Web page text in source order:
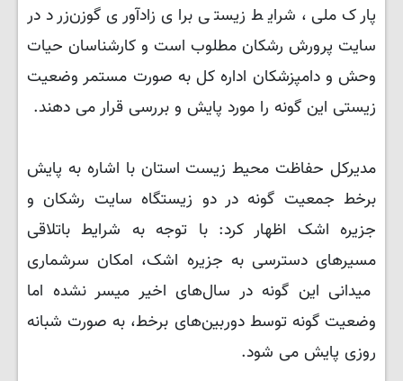
پارک ملی، شرایط زیستی برای زادآوری گوزن‌زرد در
سایت پرورش رشکان مطلوب است و کارشناسان حیات
وحش و دامپزشکان اداره کل به صورت مستمر وضعیت
زیستی این گونه را مورد پایش و بررسی قرار می دهند.
مدیرکل حفاظت محیط زیست استان با اشاره به پایش
برخط جمعیت گونه در دو زیستگاه سایت رشکان و
جزیره اشک اظهار کرد: با توجه به شرایط باتلاقی
مسیرهای دسترسی به جزیره اشک، امکان سرشماری
میدانی این گونه در سال‌های اخیر میسر نشده اما
وضعیت گونه توسط دوربین‌های برخط، به صورت شبانه
روزی پایش می شود.